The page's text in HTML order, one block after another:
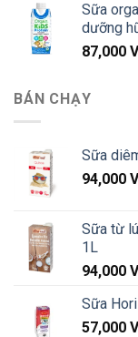
Sữa
dưỡng
87,000
BÁN CHẠY
Sữa
94,000
Sữa từ
1L
94,000
Sữa
57,000